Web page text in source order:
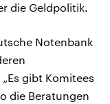
die Geldpolitik.
Notenbank
gibt Komitees
die Beratungen